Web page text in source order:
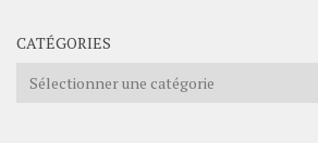
CATÉGORIES
Catégories